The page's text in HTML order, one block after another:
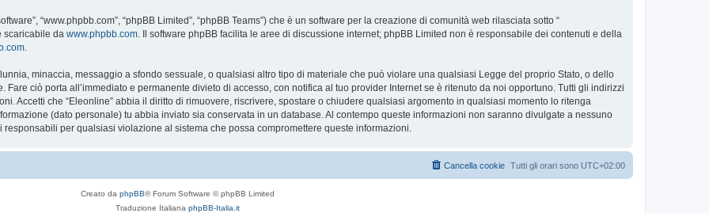
“www.phpbb.com”, “phpBB Limited”, “phpBB Teams”) che è un software per la creazione di comunità web rilasciata sotto “
scaricabile da www.phpbb.com . Il software phpBB facilita le aree di discussione internet; phpBB Limited non è responsabile dei contenuti e della
minaccia, messaggio a sfondo sessuale, o qualsiasi altro tipo di materiale che può violare una qualsiasi Legge del proprio Stato, o dello
Fare ciò porta all’immediato e permanente divieto di accesso, con notifica al tuo provider Internet se è ritenuto da noi opportuno. Tutti gli indirizzi
Accetti che “Eleonline” abbia il diritto di rimuovere, riscrivere, spostare o chiudere qualsiasi argomento in qualsiasi momento lo ritenga
(dato personale) tu abbia inviato sia conservata in un database. Al contempo queste informazioni non saranno divulgate a nessuno
per qualsiasi violazione al sistema che possa compromettere queste informazioni.
Tutti gli orari sono UTC+02:00
Cancella cookie
Creato da phpBB® Forum Software © phpBB Limited
Traduzione Italiana phpBB-Italia.it